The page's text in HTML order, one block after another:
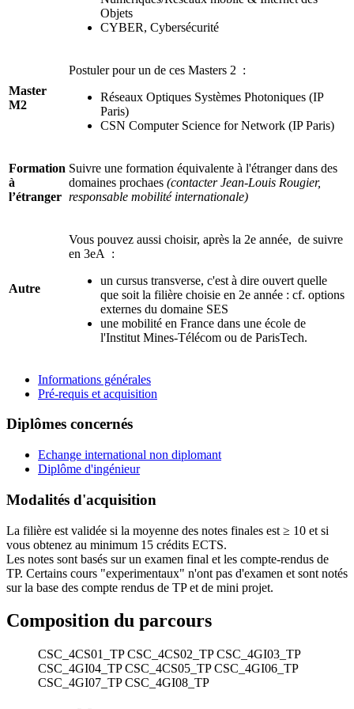
Objets
CYBER, Cybersécurité
Master
M2
Postuler pour un de ces Masters 2 :
Réseaux Optiques Systèmes Photoniques (IP
Paris)
CSN Computer Science for Network (IP Paris)
Formation
à
l’étranger
Suivre une formation équivalente à l'étranger dans des
domaines prochaes (contacter Jean-Louis Rougier,
responsable mobilité internationale)
Autre
Vous pouvez aussi choisir, après la 2e année, de suivre
en 3eA :
un cursus transverse, c'est à dire ouvert quelle
que soit la filière choisie en 2e année : cf. options
externes du domaine SES
une mobilité en France dans une école de
l'Institut Mines-Télécom ou de ParisTech.
Informations générales
Pré-requis et acquisition
Diplômes concernés
Echange international non diplomant
Diplôme d'ingénieur
Modalités d'acquisition
La filière est validée si la moyenne des notes finales est ≥ 10 et si
vous obtenez au minimum 15 crédits ECTS.
Les notes sont basés sur un examen final et les compte-rendus de
TP. Certains cours "experimentaux" n'ont pas d'examen et sont notés
sur la base des compte rendus de TP et de mini projet.
Composition du parcours
CSC_4CS01_TP CSC_4CS02_TP CSC_4GI03_TP
CSC_4GI04_TP CSC_4CS05_TP CSC_4GI06_TP
CSC_4GI07_TP CSC_4GI08_TP